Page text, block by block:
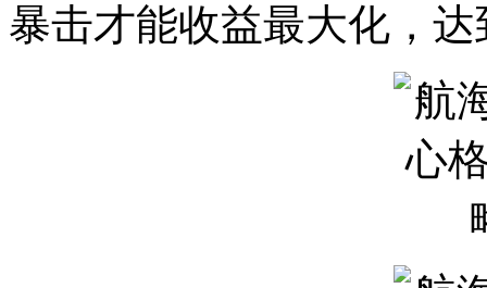
暴击才能收益最大化，